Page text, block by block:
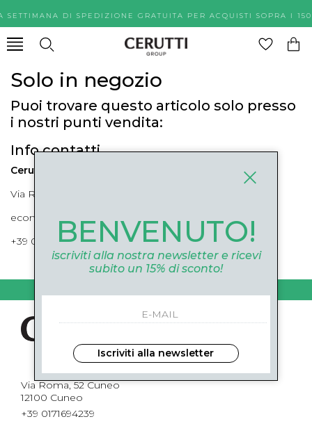
SETTIMANA DI SPEDIZIONE GRATUITA PER ACQUISTI
Solo in negozio
Puoi trovare questo articolo solo presso
i nostri punti vendita:
Info contatti
Cerutti Boutique
Via Roma, 52 Cuneo 12100 Cuneo
ecommerce@ceruttigroup.com
+39 0171694239
Via Roma, 52 Cuneo
12100 Cuneo
+39 0171694239
BENVENUTO!
iscriviti alla nostra newsletter e ricevi
subito un 15% di sconto!
Iscriviti alla newsletter